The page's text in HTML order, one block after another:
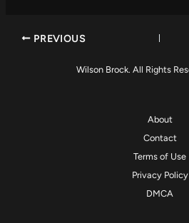
PREVIOUS
Wilson Brock. All Rights
About
Contact
Terms of Use
Privacy Policy
DMCA